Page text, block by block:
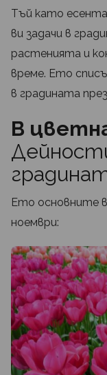
Тъй като
ви задачи в
растенията и
време. Ето
в градината
В
Ето основните
ноември: